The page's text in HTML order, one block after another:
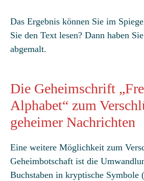
Das Ergebnis können Sie im
Sie den Text lesen? Dann haben
abgemalt.
Die Geheimschrift
Alphabet“ zum
geheimer Nachrichten
Eine weitere Möglichkeit zum
Geheimbotschaft ist die
Buchstaben in kryptische Symbole